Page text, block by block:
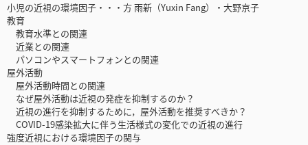
小児の近視の環境因子・・・方 雨新（Yuxin Fang）・大野京子
教育
教育水準との関連
近業との関連
パソコンやスマートフォンとの関連
屋外活動
屋外活動時間との関連
なぜ屋外活動は近視の発症を抑制するのか？
近視の進行を抑制するために，屋外活動を推奨すべきか？
COVID-19感染拡大に伴う生活様式の変化での近視の進行
強度近視における環境因子の関与